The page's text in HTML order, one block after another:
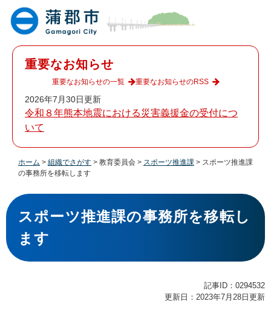
重要なお知らせ
2026年7月30日更新
令和８年熊本地震における災害義援金の受付につ
いて
重要なお知らせの一覧 重要なお知らせのRSS
ホーム > 組織でさがす > 教育委員会 > スポーツ推進課 > スポーツ推進課
の事務所を移転します
本
文
スポーツ推進課の事務所を移転し
ます
記事ID：0294532
更新日：2023年7月28日更新